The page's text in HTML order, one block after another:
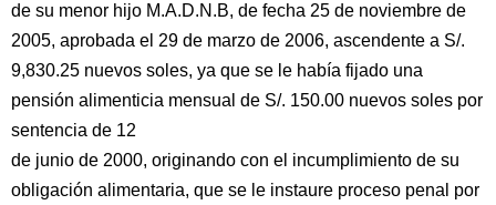
de su menor hijo M.A.D.N.B, de fecha 25 de noviembre de
2005, aprobada el 29 de marzo de 2006, ascendente a S/.
9,830.25 nuevos soles, ya que se le había fijado una
pensión alimenticia mensual de S/. 150.00 nuevos soles por
sentencia de 12
de junio de 2000, originando con el incumplimiento de su
obligación alimentaria, que se le instaure proceso penal por